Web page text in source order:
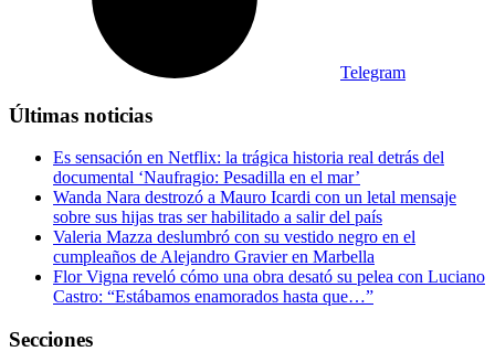
Telegram
Últimas noticias
Es sensación en Netflix: la trágica historia real detrás del
documental ‘Naufragio: Pesadilla en el mar’
Wanda Nara destrozó a Mauro Icardi con un letal mensaje
sobre sus hijas tras ser habilitado a salir del país
Valeria Mazza deslumbró con su vestido negro en el
cumpleaños de Alejandro Gravier en Marbella
Flor Vigna reveló cómo una obra desató su pelea con Luciano
Castro: “Estábamos enamorados hasta que…”
Secciones